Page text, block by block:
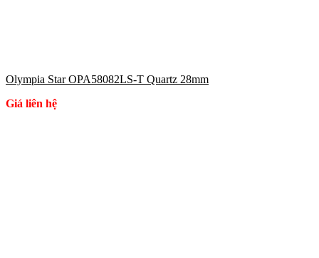
Olympia Star OPA58082LS-T Quartz 28mm
Giá liên hệ